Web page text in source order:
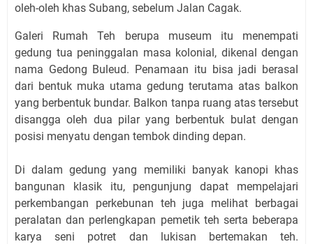
oleh-oleh khas Subang, sebelum Jalan Cagak.
Galeri Rumah Teh berupa museum itu menempati
gedung tua peninggalan masa kolonial, dikenal dengan
nama Gedong Buleud. Penamaan itu bisa jadi berasal
dari bentuk muka utama gedung terutama atas balkon
yang berbentuk bundar. Balkon tanpa ruang atas tersebut
disangga oleh dua pilar yang berbentuk bulat dengan
posisi menyatu dengan tembok dinding depan.
Di dalam gedung yang memiliki banyak kanopi khas
bangunan klasik itu, pengunjung dapat mempelajari
perkembangan perkebunan teh juga melihat berbagai
peralatan dan perlengkapan pemetik teh serta beberapa
karya seni potret dan lukisan bertemakan teh.